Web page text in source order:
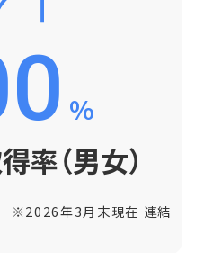
%
率（男女）
※2026年3月末現在 連結